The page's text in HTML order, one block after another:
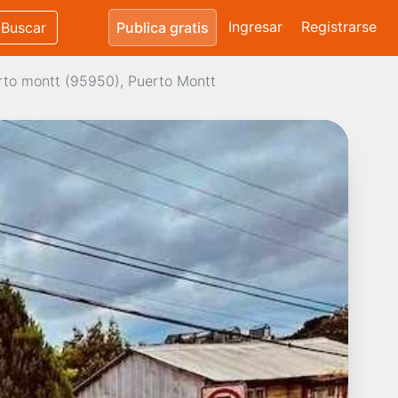
Buscar Publica gratis Ingresar Registrarse
montt (95950), Puerto Montt